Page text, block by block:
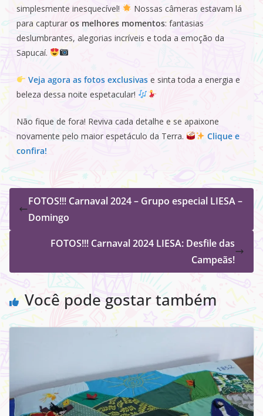
simplesmente inesquecível!
Nossas câmeras estavam lá
para capturar os melhores momentos: fantasias
deslumbrantes, alegorias incríveis e toda a emoção da
Sapucaí.
Veja agora as fotos exclusivas e sinta toda a energia e
beleza dessa noite espetacular!
Não fique de fora! Reviva cada detalhe e se apaixone
novamente pelo maior espetáculo da Terra.
Clique e
confira!
FOTOS!!! Carnaval 2024 – Grupo especial LIESA –
Domingo
FOTOS!!! Carnaval 2024 LIESA: Desfile das
Campeãs!
Você pode gostar também